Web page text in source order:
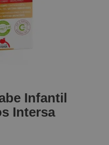
Infantil
Intersa